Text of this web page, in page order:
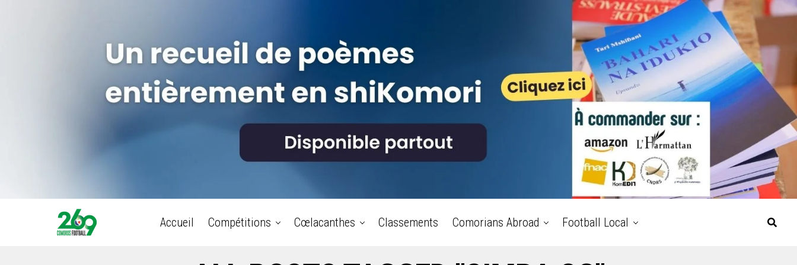
Accueil Compétitions Cœlacanthes Classements Comorians Abroad Football Local